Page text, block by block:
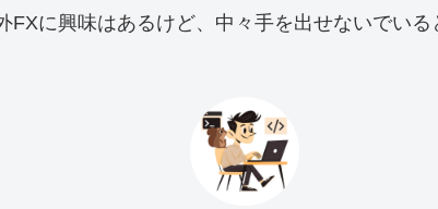
に興味はあるけど、中々手を出せないでい